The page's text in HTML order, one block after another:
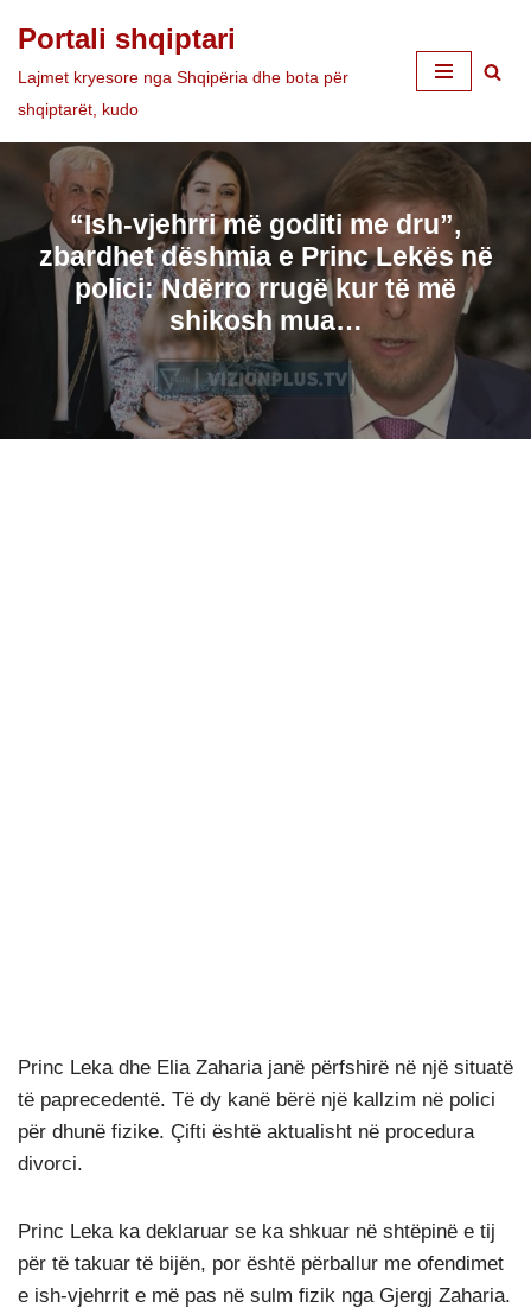
Skip
to
Portali shqiptari
Lajmet kryesore nga Shqipëria dhe bota për
shqiptarët, kudo
“Ish-vjehrri më goditi me dru”,
zbardhet dëshmia e Princ Lekës në
polici: Ndërro rrugë kur të më
shikosh mua…
Princ Leka dhe Elia Zaharia janë përfshirë në një situatë
të paprecedentë. Të dy kanë bërë një kallzim në polici
për dhunë fizike. Çifti është aktualisht në procedura
divorci.
Princ Leka ka deklaruar se ka shkuar në shtëpinë e tij
për të takuar të bijën, por është përballur me ofendimet
e ish-vjehrrit e më pas në sulm fizik nga Gjergj Zaharia.